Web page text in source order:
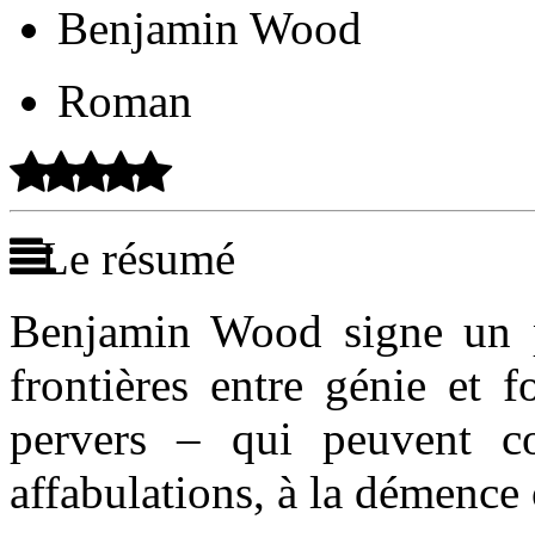
Benjamin Wood
Roman
Le résumé
Benjamin Wood signe un
frontières entre génie et
pervers – qui peuvent
affabulations, à la